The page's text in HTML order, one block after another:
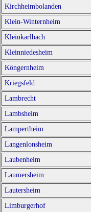
Kirchheimbolanden
Klein-Winternheim
Kleinkarlbach
Kleinniedesheim
Köngernheim
Kriegsfeld
Lambrecht
Lambsheim
Lampertheim
Langenlonsheim
Laubenheim
Laumersheim
Lautersheim
Limburgerhof